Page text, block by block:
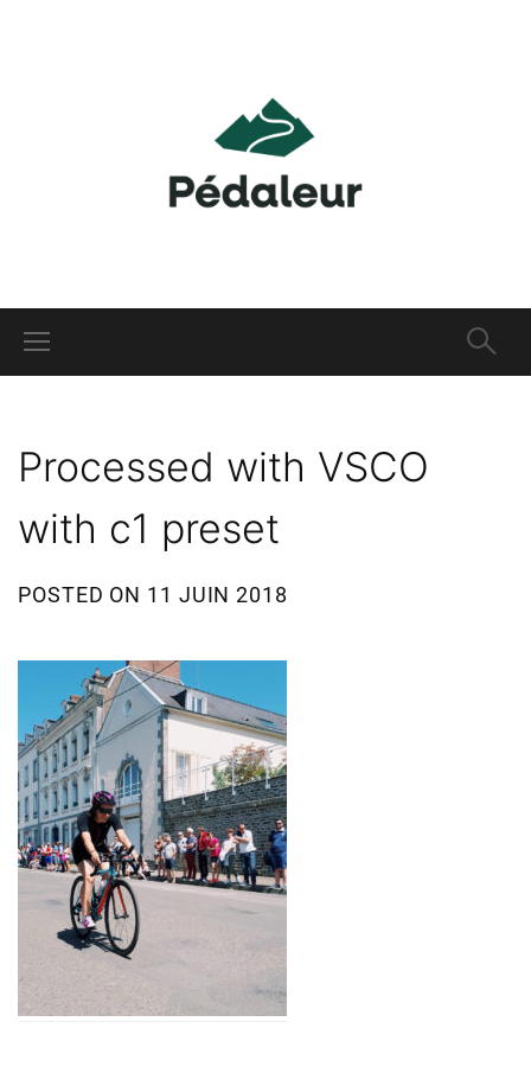
Processed with VSCO
with c1 preset
POSTED ON 11 JUIN 2018